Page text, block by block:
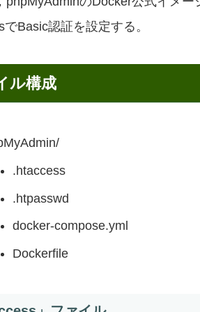
でBasic認証を設定する。
ル構成
.htaccess
.htpasswd
docker-compose.yml
Dockerfile